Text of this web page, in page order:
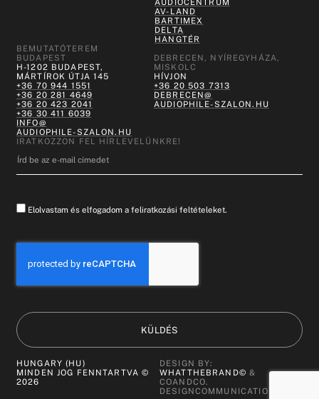
AV-LAND
BARTIMEX
DELTA
HANGTÉR
BEMUTATÓTEREM
BUDAPEST
H-1202 BUDAPEST,
MÁRTÍROK ÚTJA 145
+36 70 944 1551
+36 20 281 4649
+36 20 423 2041
+36 30 411 6039
INFO@
AUDIOPHILE-SZALON.HU
DEBRECEN, NYÍREGYHÁZA,
MISKOLC
HÍVJON
+36 20 503 7313
DEBRECEN@
AUDIOPHILE-SZALON.HU
IRATKOZZON FEL HÍRLEVELÜNKRE!
Elolvastam és elfogadom a feliratkozási feltételeket.
KÜLDÉS
HUNGARY (HU)
MINDEN JOG FENNTARTVA ©
2026
DESIGN BY:
WHATTHEBRAND© &
COANDCO.
DESIGNCOMMUNICATION